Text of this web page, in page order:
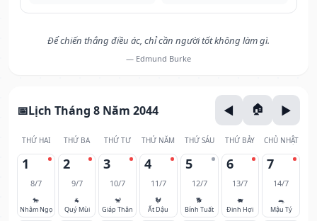
Để chiến thắng điều ác, chỉ cần người tốt không làm gì.
— Edmund Burke
Lịch Tháng 8 Năm 2044
THỨ HAI THỨ BA THỨ TƯ THỨ NĂM THỨ SÁU THỨ BẢY CHỦ NHẬT
1
8/7
🐎
Nhâm Ngọ
2
9/7
🐐
Quý Mùi
3
10/7
🐒
Giáp Thân
4
11/7
🐓
Ất Dậu
5
12/7
🐕
Bính Tuất
6
13/7
🐖
Đinh Hợi
7
14/7
🐀
Mậu Tý